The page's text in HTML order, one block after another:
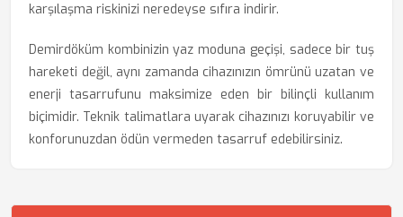
karşılaşma riskinizi neredeyse sıfıra indirir.
Demirdöküm kombinizin yaz moduna geçişi, sadece bir tuş
hareketi değil, aynı zamanda cihazınızın ömrünü uzatan ve
enerji tasarrufunu maksimize eden bir bilinçli kullanım
biçimidir. Teknik talimatlara uyarak cihazınızı koruyabilir ve
konforunuzdan ödün vermeden tasarruf edebilirsiniz.